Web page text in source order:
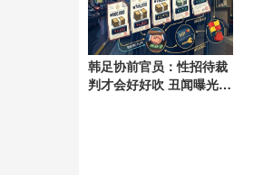
韩足协前官员：性招待裁
判才会好好吹 丑闻曝光震